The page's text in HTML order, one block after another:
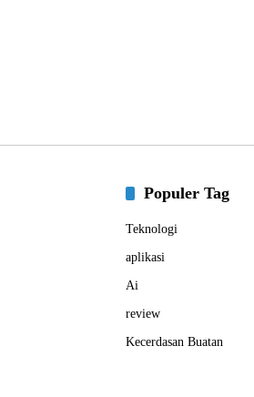
Populer Tag
Teknologi
aplikasi
Ai
review
Kecerdasan Buatan